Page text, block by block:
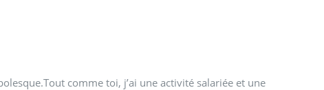
comme toi, j’ai une activité salariée et une